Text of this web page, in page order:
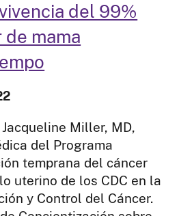
del 99%
de mama
Miller, MD,
del Programa
temprana del cáncer
uterino de los CDC en la
y Control del Cáncer.